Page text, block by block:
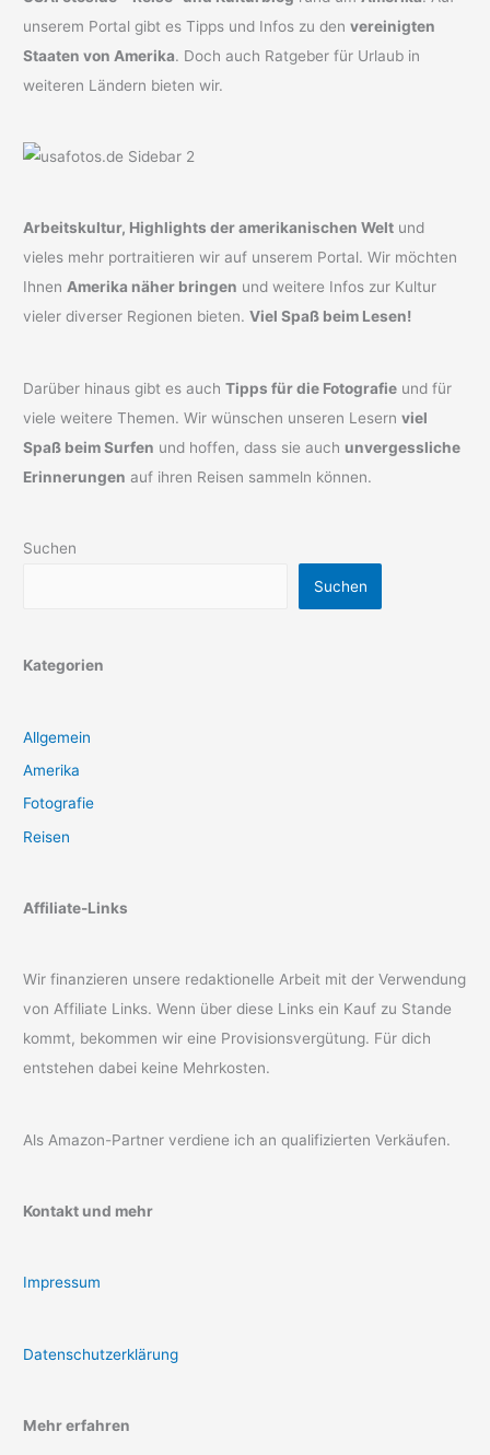
unserem Portal gibt es Tipps und Infos zu denvereinigten
Staaten von Amerika. Doch auch Ratgeber für Urlaub in
weiteren Ländern bieten wir.
Arbeitskultur, Highlights der amerikanischen Welt und
vieles mehr portraitieren wir auf unserem Portal. Wir möchten
IhnenAmerika näher bringen und weitere Infos zur Kultur
vieler diverser Regionen bieten.Viel Spaß beim Lesen!
Darüber hinaus gibt es auchTipps für die Fotografie und für
viele weitere Themen. Wir wünschen unseren Lesernviel
Spaß beim Surfen und hoffen, dass sie auch unvergessliche
Erinnerungen auf ihren Reisen sammeln können.
Suchen
Suchen
Kategorien
Allgemein
Amerika
Fotografie
Reisen
Affiliate-Links
Wir finanzieren unsere redaktionelle Arbeit mit der Verwendung
von Affiliate Links. Wenn über diese Links ein Kauf zu Stande
kommt, bekommen wir eine Provisionsvergütung. Für dich
entstehen dabei keine Mehrkosten.
Als Amazon-Partner verdiene ich an qualifizierten Verkäufen.
Kontakt und mehr
Impressum
Datenschutzerklärung
Mehr erfahren